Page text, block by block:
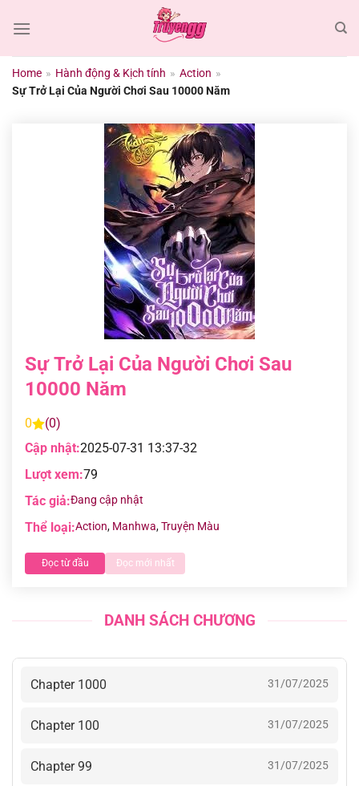
đến
dungHome » Hành động & Kịch tính » Action »
Sự Trở Lại Của Người Chơi Sau 10000 Năm
Sự Trở Lại Của Người Chơi Sau
10000 Năm
0
(0)
Cập nhật:2025-07-31 13:37-32
Lượt xem:79
Tác giả:Đang cập nhật
Thể loại:Action, Manhwa,Truyện Màu
Đọc từ đầu Đọc mới nhất
DANH SÁCH CHƯƠNG
Chapter 1000 31/07/2025
Chapter 100 31/07/2025
Chapter 99 31/07/2025